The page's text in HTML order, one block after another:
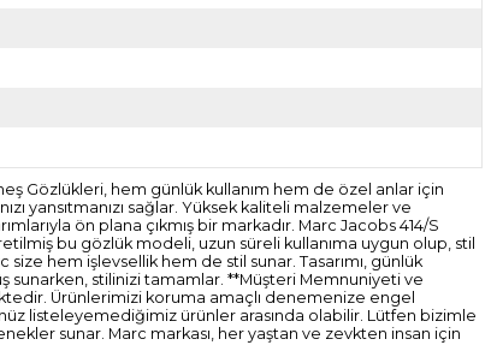
Gözlükleri, hem günlük kullanım hem de özel anlar için
yansıtmanızı sağlar. Yüksek kaliteli malzemeler ve
ön plana çıkmış bir markadır. Marc Jacobs 414/S
bu gözlük modeli, uzun süreli kullanıma uygun olup, stil
size hem işlevsellik hem de stil sunar. Tasarımı, günlük
sunarken, stilinizi tamamlar. **Müşteri Memnuniyeti ve
Ürünlerimizi koruma amaçlı denemenize engel
listeleyemediğimiz ürünler arasında olabilir. Lütfen bizimle
sunar. Marc markası, her yaştan ve zevkten insan için